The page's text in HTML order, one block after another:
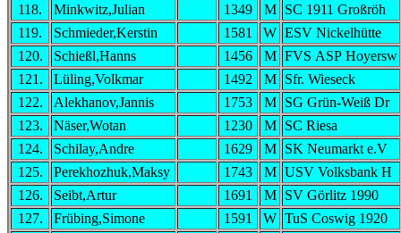
118.
Minkwitz,Julian 1349 M
SC 1911 Großröh
119.
Schmieder,Kerstin 1581 W ESV Nickelhütte
120.
Schießl,Hanns 1456 M FVS ASP Hoyersw
121.
Lüling,Volkmar 1492 M
Sfr. Wieseck
122.
Alekhanov,Jannis 1753 M
SG Grün-Weiß Dr
123.
Näser,Wotan 1230 M
SC Riesa
124.
Schilay,Andre 1629 M
SK Neumarkt e.V
125.
Perekhozhuk,Maksy 1743 M USV Volksbank H
126.
Seibt,Artur 1691 M
SV Görlitz 1990
127.
Frübing,Simone 1591 W TuS Coswig 1920